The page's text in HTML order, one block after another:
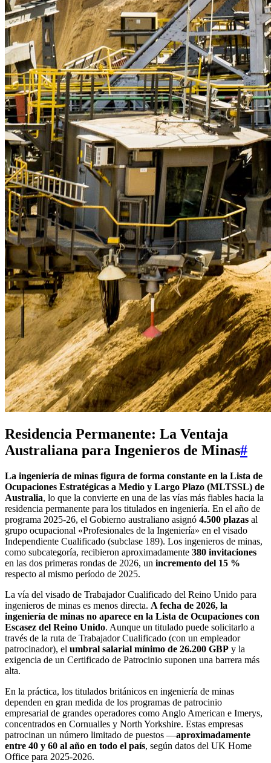
Residencia Permanente: La Ventaja
Australiana para Ingenieros de Minas#
La ingeniería de minas figura de forma constante en la Lista de
Ocupaciones Estratégicas a Medio y Largo Plazo (MLTSSL) de
Australia, lo que la convierte en una de las vías más fiables hacia la
residencia permanente para los titulados en ingeniería. En el año de
programa 2025-26, el Gobierno australiano asignó 4.500 plazas al
grupo ocupacional «Profesionales de la Ingeniería» en el visado
Independiente Cualificado (subclase 189). Los ingenieros de minas,
como subcategoría, recibieron aproximadamente 380 invitaciones
en las dos primeras rondas de 2026, un incremento del 15 %
respecto al mismo período de 2025.
La vía del visado de Trabajador Cualificado del Reino Unido para
ingenieros de minas es menos directa. A fecha de 2026, la
ingeniería de minas no aparece en la Lista de Ocupaciones con
Escasez del Reino Unido. Aunque un titulado puede solicitarlo a
través de la ruta de Trabajador Cualificado (con un empleador
patrocinador), el umbral salarial mínimo de 26.200 GBP y la
exigencia de un Certificado de Patrocinio suponen una barrera más
alta.
En la práctica, los titulados británicos en ingeniería de minas
dependen en gran medida de los programas de patrocinio
empresarial de grandes operadores como Anglo American e Imerys,
concentrados en Cornualles y North Yorkshire. Estas empresas
patrocinan un número limitado de puestos —aproximadamente
entre 40 y 60 al año en todo el país, según datos del UK Home
Office para 2025-2026.